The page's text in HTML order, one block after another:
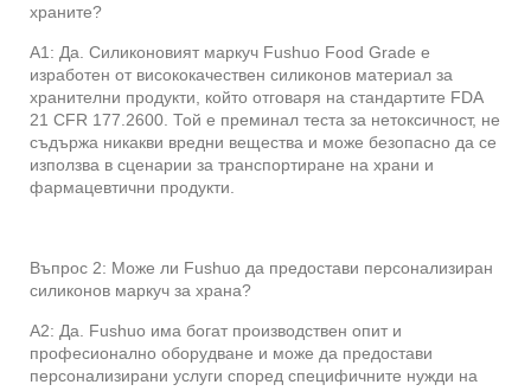
храните?
A1: Да. Силиконовият маркуч Fushuo Food Grade е
изработен от висококачествен силиконов материал за
хранителни продукти, който отговаря на стандартите FDA
21 CFR 177.2600. Той е преминал теста за нетоксичност, не
съдържа никакви вредни вещества и може безопасно да се
използва в сценарии за транспортиране на храни и
фармацевтични продукти.
Въпрос 2: Може ли Fushuo да предостави персонализиран
силиконов маркуч за храна?
A2: Да. Fushuo има богат производствен опит и
професионално оборудване и може да предостави
персонализирани услуги според специфичните нужди на